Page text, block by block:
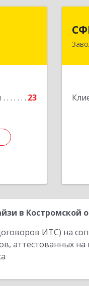
23
Вичуга,
в Костромской
ИТС) на
аттестованных